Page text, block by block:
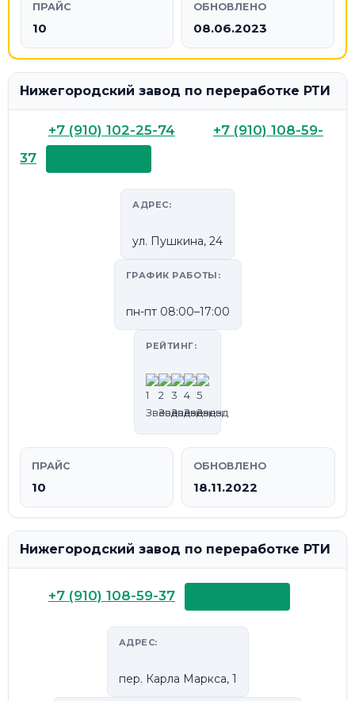
ПРАЙС
10
ОБНОВЛЕНО
08.06.2023
Нижегородский завод по переработке РТИ
+7 (910) 102-25-74
+7 (910) 108-59-
37
АДРЕС:
ул. Пушкина, 24
ГРАФИК РАБОТЫ:
пн-пт 08:00–17:00
РЕЙТИНГ:
ПРАЙС
10
ОБНОВЛЕНО
18.11.2022
Нижегородский завод по переработке РТИ
+7 (910) 108-59-37
АДРЕС:
пер. Карла Маркса, 1